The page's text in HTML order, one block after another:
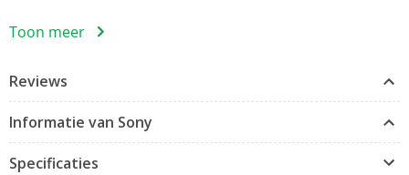
beschermd tegen tijdelijke onderdompeling in water.
Perfect voor avonturen in de buitenlucht!
Voorzien van een handige
telefoongesprekken eenvoudig kunt aannemen terwijl je
Toon meer
Reviews
Informatie van Sony
Specificaties